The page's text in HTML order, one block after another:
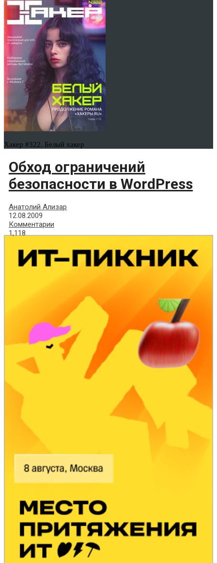
Хакер #322. Белый хакер
Обход ограничений
безопасности в WordPress
Анатолий Ализар
12.08.2009
Комментарии
1,118